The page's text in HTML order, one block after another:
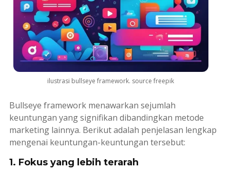
ilustrasi bullseye framework. source freepik
Bullseye frameworkmenawarkan sejumlah
keuntungan yang signifikan dibandingkan metode
marketinglainnya. Berikut adalah penjelasan lengkap
mengenai keuntungan-keuntungan tersebut:
1. Fokus yang lebih terarah